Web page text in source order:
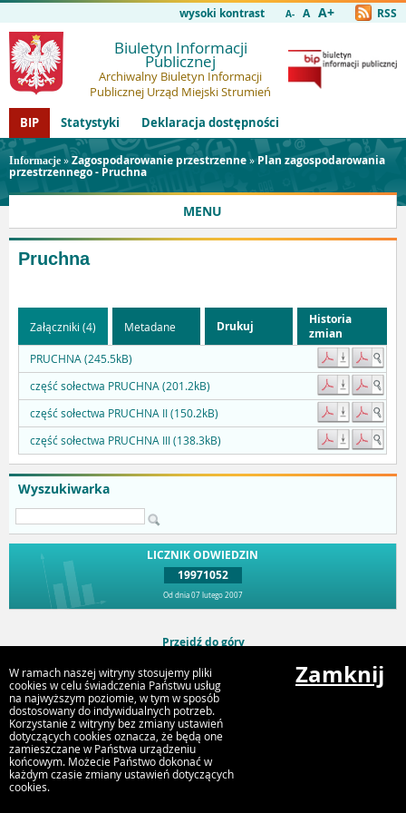
wysoki kontrast A- A A+ RSS
Biuletyn Informacji
Publicznej
Archiwalny Biuletyn Informacji
Publicznej Urząd Miejski Strumień
BIP
Statystyki Deklaracja dostępności
Informacje »Zagospodarowanie przestrzenne» Plan zagospodarowania
przestrzennego - Pruchna
MENU
Wyszukiwarka
LICZNIK ODWIEDZIN
19971052
Od dnia 07 lutego 2007
Pruchna
Załączniki (4) Metadane Drukuj
Historia
zmian
PRUCHNA (245.5kB)
część sołectwa PRUCHNA (201.2kB)
część sołectwa PRUCHNA II (150.2kB)
część sołectwa PRUCHNA III (138.3kB)
Przejdź do góry
Urząd Miejski Strumień
ul. Rynek 4, 43-246 Strumień
W ramach naszej witryny stosujemy pliki
cookies w celu świadczenia Państwu usług
na najwyższym poziomie, w tym w sposób
dostosowany do indywidualnych potrzeb.
Korzystanie z witryny bez zmiany ustawień
dotyczących cookies oznacza, że będą one
zamieszczane w Państwa urządzeniu
końcowym. Możecie Państwo dokonać w
każdym czasie zmiany ustawień dotyczących
cookies.
Zamknij